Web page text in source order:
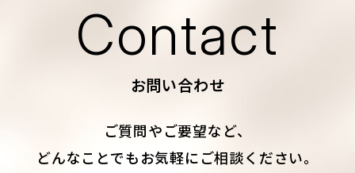
Contact
お問い合わせ
ご質問やご要望など、
どんなことでもお気軽にご相談ください。